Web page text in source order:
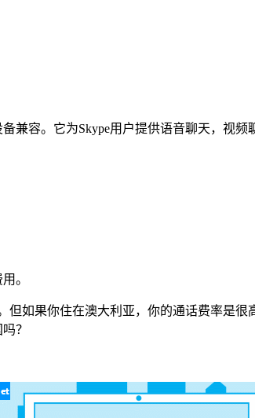
兼容。它为Skype用户提供语音聊天，视
。
如果你住在澳大利亚，你的通话费率是
？